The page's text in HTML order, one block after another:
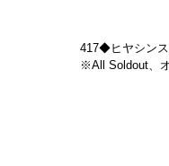
417◆ヒヤシン
※All Soldout、